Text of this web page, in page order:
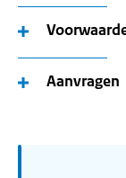
Aanvragen